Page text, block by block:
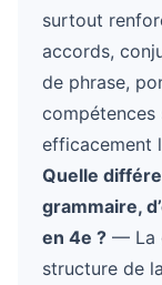
surtout
accords,
de phrase,
compétences
efficacement
Quelle
grammaire,
en 4e ? — La
structure de